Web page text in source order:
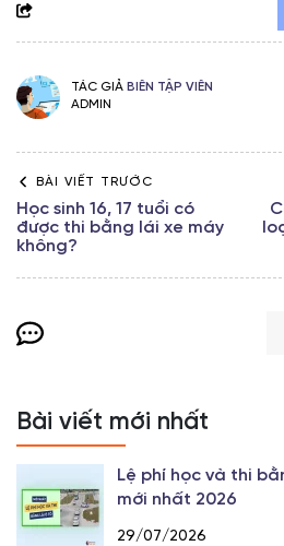
TÁC GIẢ BIÊN TẬP VIÊN
ADMIN
BÀI VIẾT TRƯỚC
Học sinh 16, 17 tuổi có
được thi bằng lái xe máy
không?
Bài viết mới nhất
Lệ phí học và thi
mới nhất 2026
29/07/2026